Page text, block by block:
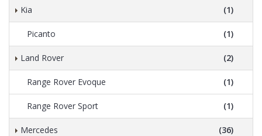
Kia (1)
Picanto (1)
Land Rover (2)
Range Rover Evoque (1)
Range Rover Sport (1)
Mercedes (36)